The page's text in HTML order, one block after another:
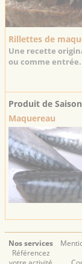
Rillettes de
Une recette
ou comme entrée.
Produit de Saison
Maquereau
Nos services
Référencez